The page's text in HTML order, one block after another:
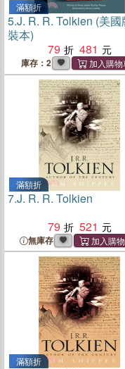
滿額折
5.J. R. R. Tolkien (美國
裝本)
79
481
庫存：2
滿額折
7.J. R. R. Tolkien
79
521
無庫存
滿額折